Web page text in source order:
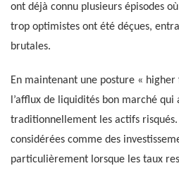
ont déjà connu plusieurs épisodes
trop optimistes ont été déçues,
brutales.
En maintenant une posture «
l’afflux de liquidités bon marché qui
traditionnellement les actifs risqués.
considérées comme des
particulièrement lorsque les taux